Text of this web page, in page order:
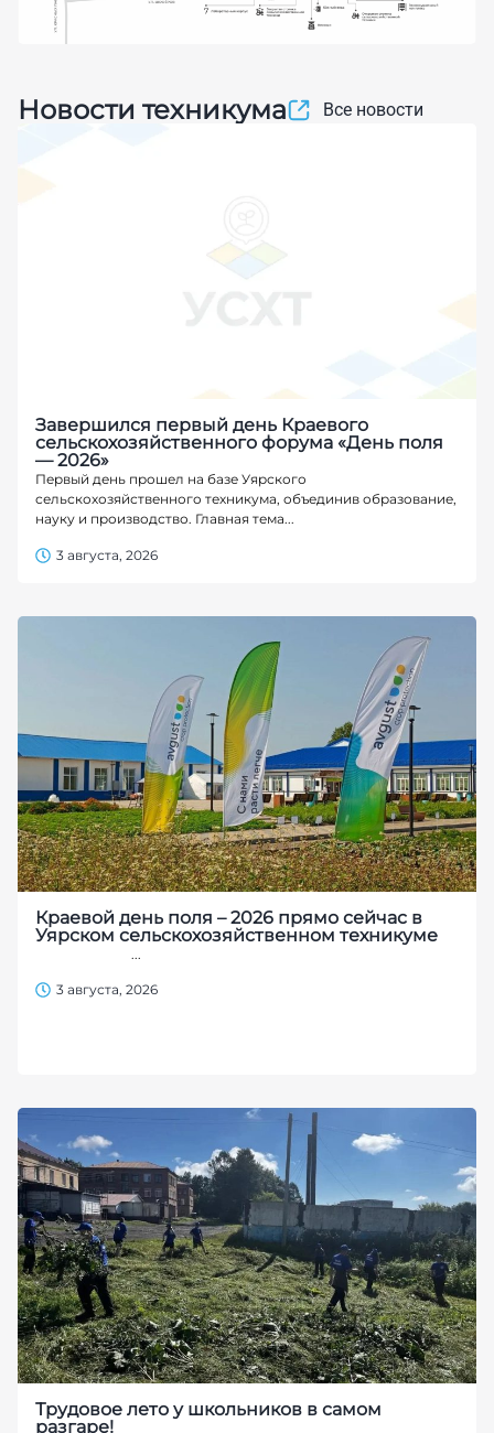
Новости техникума Все новости
Завершился первый день Краевого
сельскохозяйственного форума «День поля
— 2026»
Первый день прошел на базе Уярского
сельскохозяйственного техникума, объединив образование,
науку и производство. Главная тема...
3 августа, 2026
Краевой день поля – 2026 прямо сейчас в
Уярском сельскохозяйственном техникуме
...
3 августа, 2026
Трудовое лето у школьников в самом
разгаре!